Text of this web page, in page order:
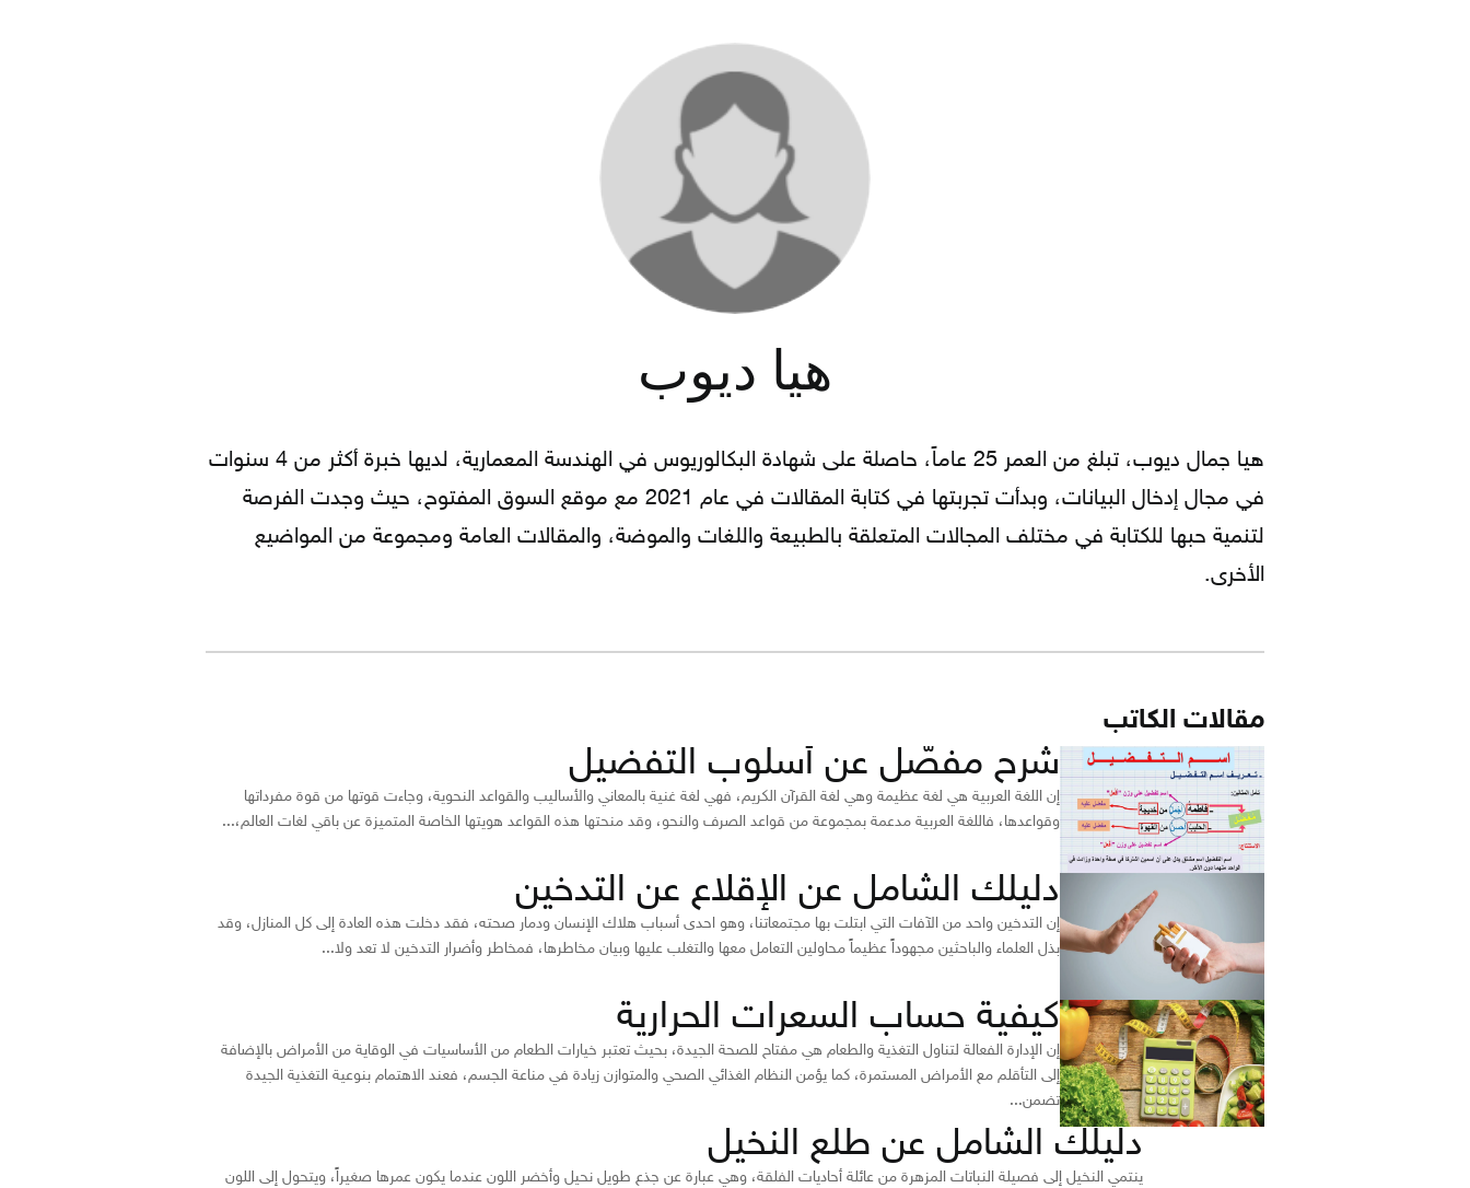
هيا ديوب
هيا جمال ديوب، تبلغ من العمر 25 عاماً، حاصلة على شهادة البكالوريوس في الهندسة المعمارية، لديها خبرة أكثر من 4 سنوات
في مجال إدخال البيانات، وبدأت تجربتها في كتابة المقالات في عام 2021 مع موقع السوق المفتوح، حيث وجدت الفرصة
لتنمية حبها للكتابة في مختلف المجالات المتعلقة بالطبيعة واللغات والموضة، والمقالات العامة ومجموعة من المواضيع
الأخرى.
مقالات الكاتب
شرح مفصّل عن أسلوب التفضيل
إن اللغة العربية هي لغة عظيمة وهي لغة القرآن الكريم، فهي لغة غنية بالمعاني والأساليب والقواعد النحوية، وجاءت قوتها من قوة مفرداتها
وقواعدها، فاللغة العربية مدعمة بمجموعة من قواعد الصرف والنحو، وقد منحتها هذه القواعد هويتها الخاصة المتميزة عن باقي لغات العالم،...
دليلك الشامل عن الإقلاع عن التدخين
إن التدخين واحد من الآفات التي ابتلت بها مجتمعاتنا، وهو احدى أسباب هلاك الإنسان ودمار صحته، فقد دخلت هذه العادة إلى كل المنازل، وقد
بذل العلماء والباحثين مجهوداً عظيماً محاولين التعامل معها والتغلب عليها وبيان مخاطرها، فمخاطر وأضرار التدخين لا تعد ولا...
كيفية حساب السعرات الحرارية
إن الإدارة الفعالة لتناول التغذية والطعام هي مفتاح للصحة الجيدة، بحيث تعتبر خيارات الطعام من الأساسيات في الوقاية من الأمراض بالإضافة
إلى التأقلم مع الأمراض المستمرة، كما يؤمن النظام الغذائي الصحي والمتوازن زيادة في مناعة الجسم، فعند الاهتمام بنوعية التغذية الجيدة
تضمن...
دليلك الشامل عن طلع النخيل
ينتمي النخيل إلى فصيلة النباتات المزهرة من عائلة أحاديات الفلقة، وهي عبارة عن جذع طويل نحيل وأخضر اللون عندما يكون عمرها صغيراً، ويتحول إلى اللون